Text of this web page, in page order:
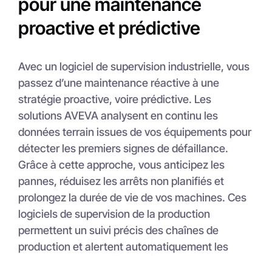
proactive et prédictive
passez d’une maintenance réactive à une
stratégie proactive, voire prédictive. Les
solutions AVEVA analysent en continu les
données terrain issues de vos équipements pour
détecter les premiers signes de défaillance.
Grâce à cette approche, vous anticipez les
pannes, réduisez les arrêts non planifiés et
prolongez la durée de vie de vos machines. Ces
logiciels de supervision de la production
permettent un suivi précis des chaînes de
production et alertent automatiquement les
équipes en cas d’anomalie. En intégrant la